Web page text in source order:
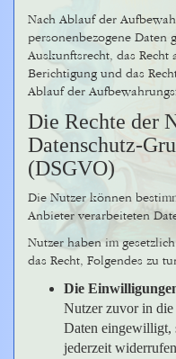
Nach Ablauf der
personenbezogene Daten
Auskunftsrecht, das Recht
Berichtigung und das
Ablauf der
Die Rechte der
Datenschutz-
(DSGVO)
Die Nutzer können
Anbieter verarbeiteten
Nutzer haben im
das Recht, Folgendes zu
Die
Nutzer zuvor in die
Daten eingewilligt,
jederzeit